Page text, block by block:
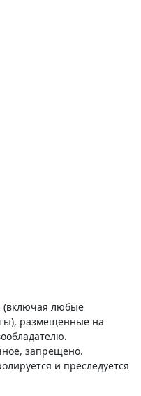
(включая любые
размещенные на
запрещено.
и преследуется